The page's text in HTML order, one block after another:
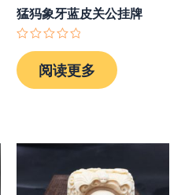
猛犸象牙蓝皮关公挂牌
评
分
0
&sol;
阅读更多